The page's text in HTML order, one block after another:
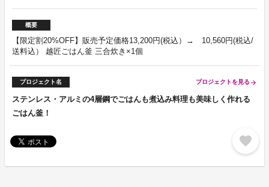
概要
【限定割20%OFF】販売予定価格13,200円(税込）→ 10,560円(税込/
送料込） 越匠ごはん釜 三合炊き×1個
プロジェクト名 プロジェクトを見る arrow_forward
ステンレス・アルミの4層鋼でごはんも煮込み料理も美味しく作れる
ごはん釜！
favorite